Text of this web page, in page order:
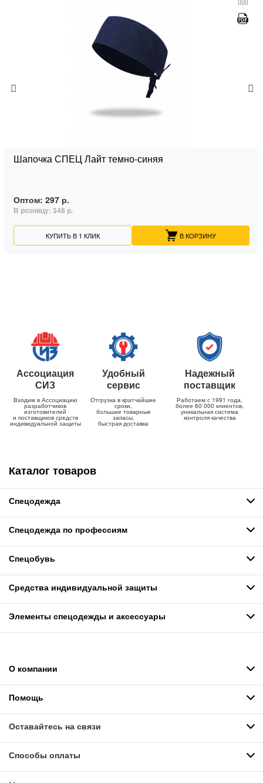
Шапочка СПЕЦ Лайт темно-синяя
Оптом: 297 р.
В розницу: 348 р.
КУПИТЬ В 1 КЛИК В КОРЗИНУ
Ассоциация
СИЗ
Входим в Ассоциацию
разработчиков
изготовителей
и поставщиков средств
индивидуальной защиты
Удобный
сервис
Отгрузка в кратчайшие
сроки,
большие товарные
запасы,
быстрая доставка
Надежный
поставщик
Работаем с 1991 года,
более 60 000 клиентов,
уникальная система
контроля качества
Каталог товаров
Спецодежда
Спецодежда по профессиям
Спецобувь
Средства индивидуальной защиты
Элементы спецодежды и аксессуары
О компании
Помощь
Оставайтесь на связи
Способы оплаты